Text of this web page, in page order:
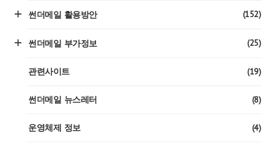
썬더메일 활용방안 (152)
썬더메일 부가정보 (25)
관련사이트 (19)
썬더메일 뉴스레터 (8)
운영체제 정보 (4)